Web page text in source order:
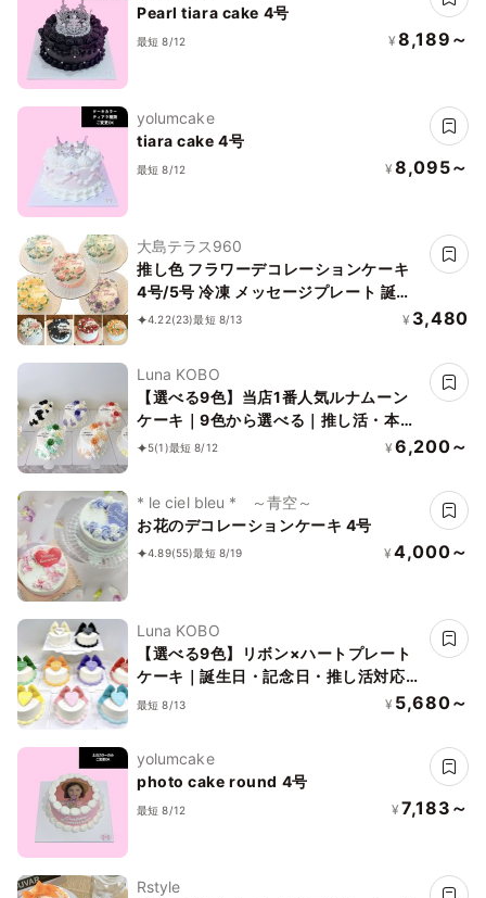
Pearl tiara cake 4号
最短 8/12 ¥ 8,189～
yolumcake
tiara cake 4号
最短 8/12 ¥ 8,095～
大島テラス960
推し色 フラワーデコレーションケーキ
4号/5号 冷凍 メッセージプレート 誕生
日 母の日 アイドル サイズはオプション
4.22(23)最短 8/13 ¥ 3,480
Luna KOBO
【選べる9色】当店1番人気ルナムーン
ケーキ｜9色から選べる｜推し活・本人
不在の誕生日会
5(1)最短 8/12 ¥ 6,200～
* le ciel bleu * ～青空～
お花のデコレーションケーキ 4号
4.89(55)最短 8/19 ¥ 4,000～
Luna KOBO
【選べる9色】リボン×ハートプレート
ケーキ｜誕生日・記念日・推し活対応｜
写真映え◎
最短 8/13 ¥ 5,680～
yolumcake
photo cake round 4号
最短 8/12 ¥ 7,183～
Rstyle